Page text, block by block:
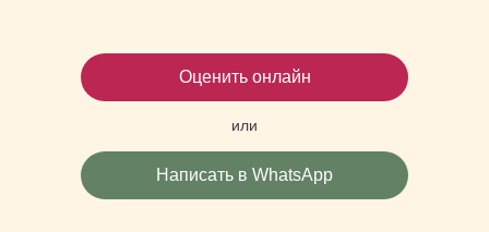
Написать в WhatsApp
Оценить онлайн
или